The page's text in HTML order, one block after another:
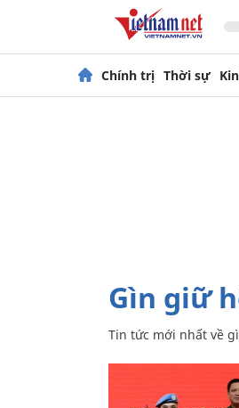
Chính trị Thời sự
gìn giữ
Tin tức mới nhất về